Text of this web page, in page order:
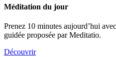
Méditation du jour
Prenez 10 minutes aujourd’hui
guidée proposée par Meditatio.
Découvrir